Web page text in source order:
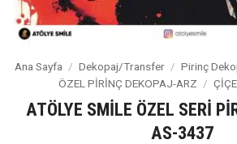
Ana Sayfa / Dekopaj/Transfer / Pirinç
ÖZEL PİRİNÇ DEKOPAJ-ARZ /
ATÖLYE SMİLE ÖZEL SERİ
AS-3437